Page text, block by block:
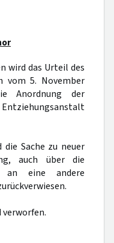
wird das Urteil des
vom 5. November
Anordnung der
Sache zu neuer
auch über die
an eine andere
verworfen.